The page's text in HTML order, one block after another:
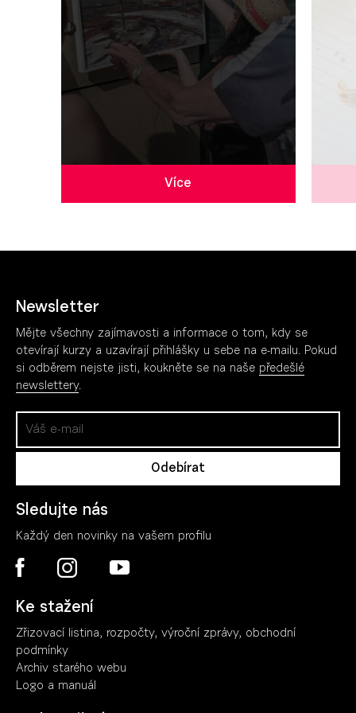
Více
Newsletter
Mějte všechny zajímavosti a informace o tom, kdy se
otevírají kurzy a uzavírají přihlášky u sebe na e-mailu. Pokud
si odběrem nejste jisti, koukněte se na naše předešlé
newslettery.
Sledujte nás
Každý den novinky na vašem profilu
Ke stažení
Zřizovací listina, rozpočty, výroční zprávy, obchodní
podmínky
Archiv starého webu
Logo a manuál